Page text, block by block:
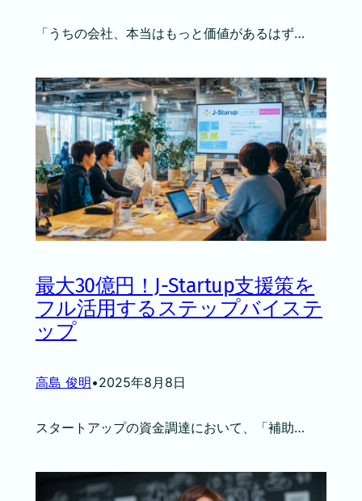
「うちの会社、本当はもっと価値があるはず…
最大30億円！J-Startup支援策を
フル活用するステップバイステ
ップ
高島 俊明•2025年8月8日
スタートアップの資金調達において、「補助…